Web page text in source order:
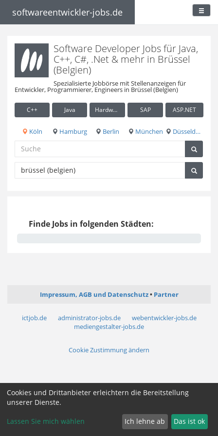
softwareentwickler-jobs.de
Software Developer Jobs für Java,
C++, C#, .Net & mehr in Brüssel
(Belgien)
Spezialisierte Jobbörse mit Stellenanzeigen für
Entwickler, Programmierer, Engineers in Brüssel (Belgien)
C++ Java Hardware / Embedded SAP ASP.NET
Köln Hamburg Berlin München Düsseldorf
Finde Jobs in folgenden Städten:
Impressum, AGB und Datenschutz Partner
ictjob.de administrator-jobs.de
webentwickler-jobs.de
mediengestalter-jobs.de
Cookie Zustimmung ändern
Cookies und Drittanbieter erleichtern die Bereitstellung
unserer Dienste.
Lassen Sie mich wählen Ich lehne ab Das ist ok